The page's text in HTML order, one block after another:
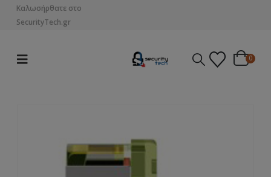
Καλωσήρθατε στο
SecurityTech.gr
0